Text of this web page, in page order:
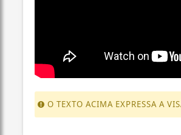
O TEXTO ACIMA EXPRESSA A